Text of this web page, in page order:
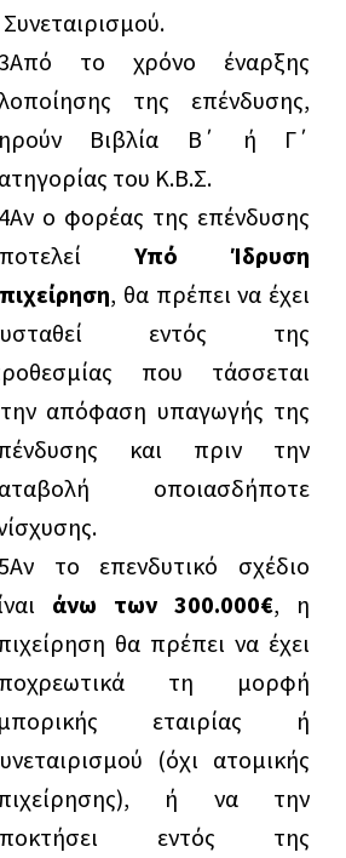
Συνεταιρισμού.
3Από το χρόνο έναρξης
της επένδυσης,
Βιβλία Β΄ ή Γ΄
του Κ.Β.Σ.
4Αν ο φορέας της επένδυσης
Υπό Ίδρυση
, θα πρέπει να έχει
εντός της
που τάσσεται
απόφαση υπαγωγής της
και πριν την
οποιασδήποτε
5Αν το επενδυτικό σχέδιο
άνω των 300.000€, η
θα πρέπει να έχει
τη μορφή
εταιρίας ή
(όχι ατομικής
ή να την
εντός της